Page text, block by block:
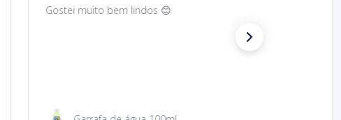
Absolutely wonderful!